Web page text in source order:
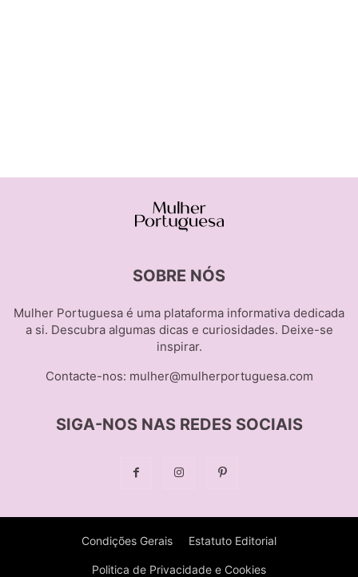
SOBRE NÓS
Mulher Portuguesa é uma plataforma informativa dedicada
a si. Descubra algumas dicas e curiosidades. Deixe-se
inspirar.
Contacte-nos: mulher@mulherportuguesa.com
SIGA-NOS NAS REDES SOCIAIS
Condições Gerais Estatuto Editorial
Politica de Privacidade e Cookies